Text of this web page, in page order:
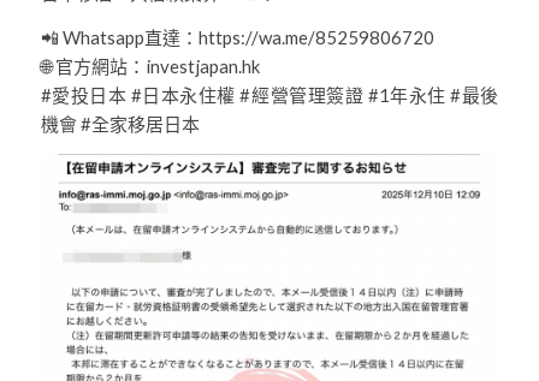
📲 Whatsapp直達：https://wa.me/85259806720
🌐 官方網站：investjapan.hk
#愛投日本 #日本永住權 #經營管理簽證 #1年永住 #最後
機會 #全家移居日本